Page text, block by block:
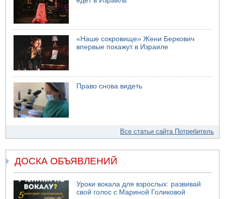
«Наше сокровище» Жени Беркович
впервые покажут в Израиле
Право снова видеть
Все статьи сайта Потребитель
ДОСКА ОБЪЯВЛЕНИЙ
Уроки вокала для взрослых: развивай
свой голос с Мариной Голиковой